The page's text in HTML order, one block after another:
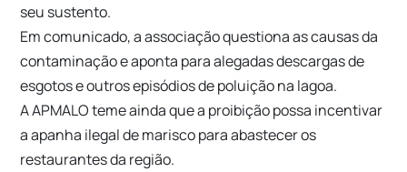
seu sustento.
Em comunicado, a associação questiona as causas da
contaminação e aponta para alegadas descargas de
esgotos e outros episódios de poluição na lagoa.
A APMALO teme ainda que a proibição possa incentivar
a apanha ilegal de marisco para abastecer os
restaurantes da região.